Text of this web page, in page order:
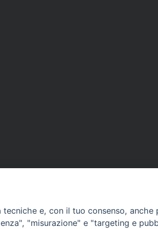
e, con il tuo consenso,
"misurazione" e "targeting e